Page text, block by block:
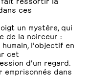
ces
un mystère, qui
de la noirceur :
l’objectif en
cet
d’un regard.
emprisonnés dans